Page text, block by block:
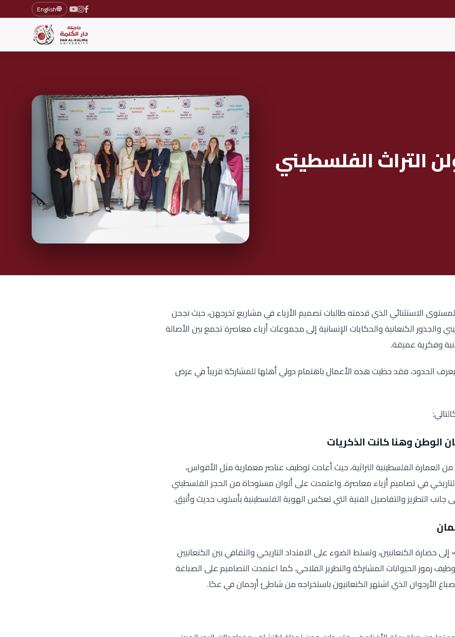
English
التراث الفلسطيني
الاستثنائي الذي قدمته طالبات تصميم الأزياء في مشاريع تخرجهن، حيث نجحن
والجذور الكنعانية والحكايات الإنسانية إلى مجموعات أزياء معاصرة تجمع بين الأصالة
وفكرية عميقة.
يعرف الحدود، فقد حظيت هذه الأعمال باهتمام دولي أهلها للمشاركة قريباً في عرض
الوطن وهنا كانت الذكريات
الفلسطينية التراثية، حيث أعادت توظيف عناصر معمارية مثل الأقواس،
التاريخي في تصاميم أزياء معاصرة. واعتمدت على ألوان مستوحاة من الحجر الفلسطيني
جانب التطريز والتفاصيل الفنية التي تعكس الهوية الفلسطينية بأسلوب حديث وأنيق.
حضارة الكنعانيين، وتسلط الضوء على الامتداد التاريخي والثقافي بين الكنعانيين
رموز الحيوانات المشتركة والتطريز الفلاحي. كما اعتمدت التصاميم على الصباغة
الأرجوان الذي اشتهر الكنعانيون باستخراجه من شاطئ أرجمان في عكا.